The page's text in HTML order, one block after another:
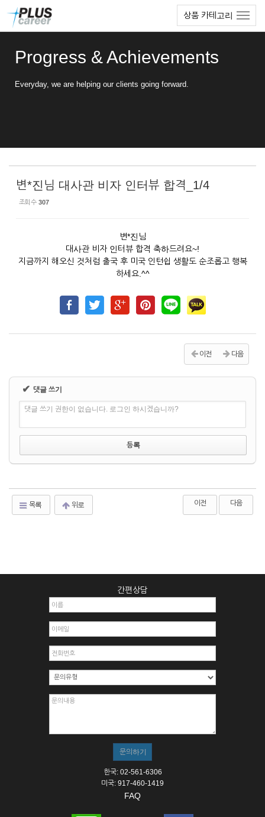
상품 카테고리
Progress & Achievements
Everyday, we are helping our clients going forward.
변*진님 대사관 비자 인터뷰 합격_1/4
조회 수 307
변*진님
대사관 비자 인터뷰 합격 축하드려요~!
지금까지 해오신 것처럼 출국 후 미국 인턴쉽 생활도 순조롭고 행복
하세요.^^
이전 다음
✔ 댓글 쓰기
댓글 쓰기 권한이 없습니다. 로그인 하시겠습니까?
목록 위로 이전 다음
간편상담
한국: 02-561-6306
미국: 917-460-1419
FAQ